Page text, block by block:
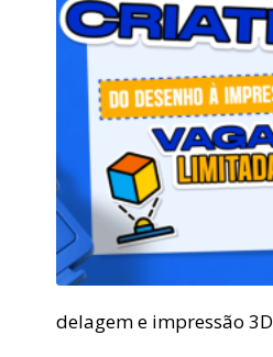
delagem e impressão 3D